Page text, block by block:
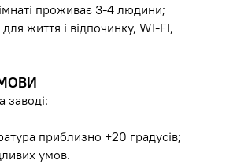
проживає 3-4 людини;
життя і відпочинку, WI-FI,
заводі:
приблизно +20 градусів;
умов.